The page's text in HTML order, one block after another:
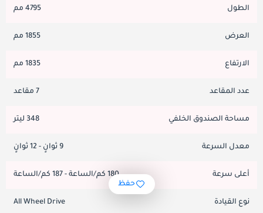
الطول 4795 مم
العرض 1855 مم
الارتفاع 1835 مم
عدد المقاعد 7 مقاعد
مساحة الصندوق الخلفي 348 ليتر
معدل السرعة 9 ثوانٍ - 12 ثوانٍ
أعلى سرعة 180 كم/الساعة - 187 كم/الساعة
نوع القيادة All Wheel Drive
حفظ